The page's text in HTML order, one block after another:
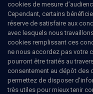
Abonnez-vous
cookies de mesure
Cependant, certains
réserve de satisfaire aux
avec lesquels nous
cookies remplissant ces
ne nous accordez pas votre
pourront être traités au
consentement au dépôt des
permettez de disposer
très utiles pour mieux tenir